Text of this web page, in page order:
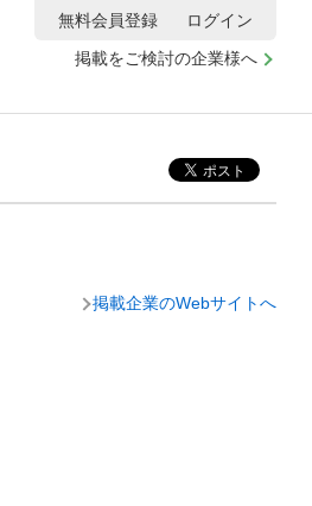
掲載をご検討の企業様へ
無料会員登録 ログイン
掲載企業のWebサイトへ